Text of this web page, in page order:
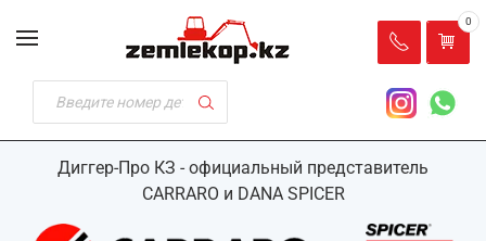
Диггер-Про КЗ - официальный представитель
CARRARO и DANA SPICER
0